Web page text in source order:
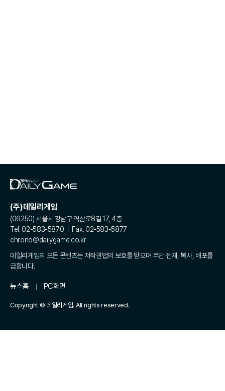
(주)데일리게임
(06250) 서울시 강남구 역삼로8길 17, 4층
Tel. 02-583-5870 | Fax. 02-583-5877
chrono@dailygame.co.kr
데일리게임의 모든 콘텐츠는 저작권법의 보호를 받으며 무단 전재, 복사, 배포를
금합니다.
뉴스홈 PC화면
Copyright © 데일리게임. All rights reserved.